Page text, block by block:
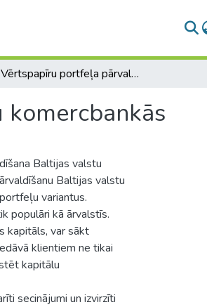
Vērtspapīru portfeļa pārvaldīšana Baltijas valstu komercbankās
Baltijas valstu
Baltijas valstu
variantus.
populāri kā ārvalstīs.
kapitāls, var sākt
klientiem ne tikai
kapitālu
secinājumi un izvirzīti